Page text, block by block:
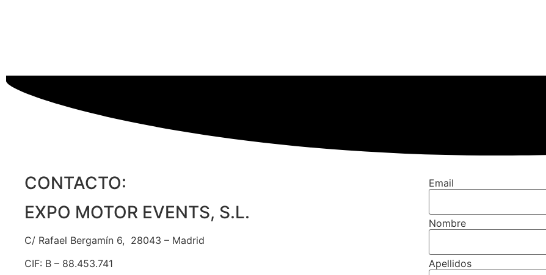
CONTACTO:
EXPO MOTOR EVENTS, S.L.
C/ Rafael Bergamín 6, 28043 – Madrid
CIF: B – 88.453.741
Email
Nombre
Apellidos